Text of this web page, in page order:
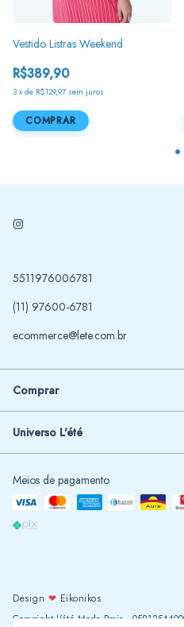
Vestido Listras Weekend
R$389,90
3 x de R$129,97 sem juros
COMPRAR
5511976006781
(11) 97600-6781
ecommerce@lete.com.br
Comprar
Universo L'été
Meios de pagamento
Design ❤ Eikonikos
Copyright L'été Moda Praia -